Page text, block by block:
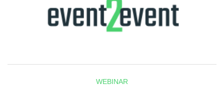
WEBINAR